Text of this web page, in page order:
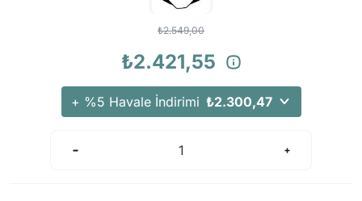
₺2.549,00
₺2.421,55
+ %5 Havale İndirimi ₺2.300,47